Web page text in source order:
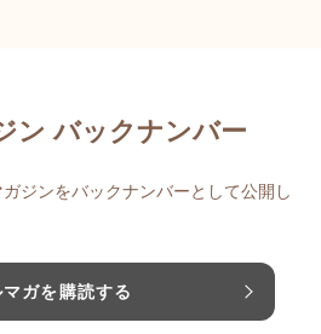
ン バックナンバー
ジンをバックナンバーとして公開し
マガを購読する